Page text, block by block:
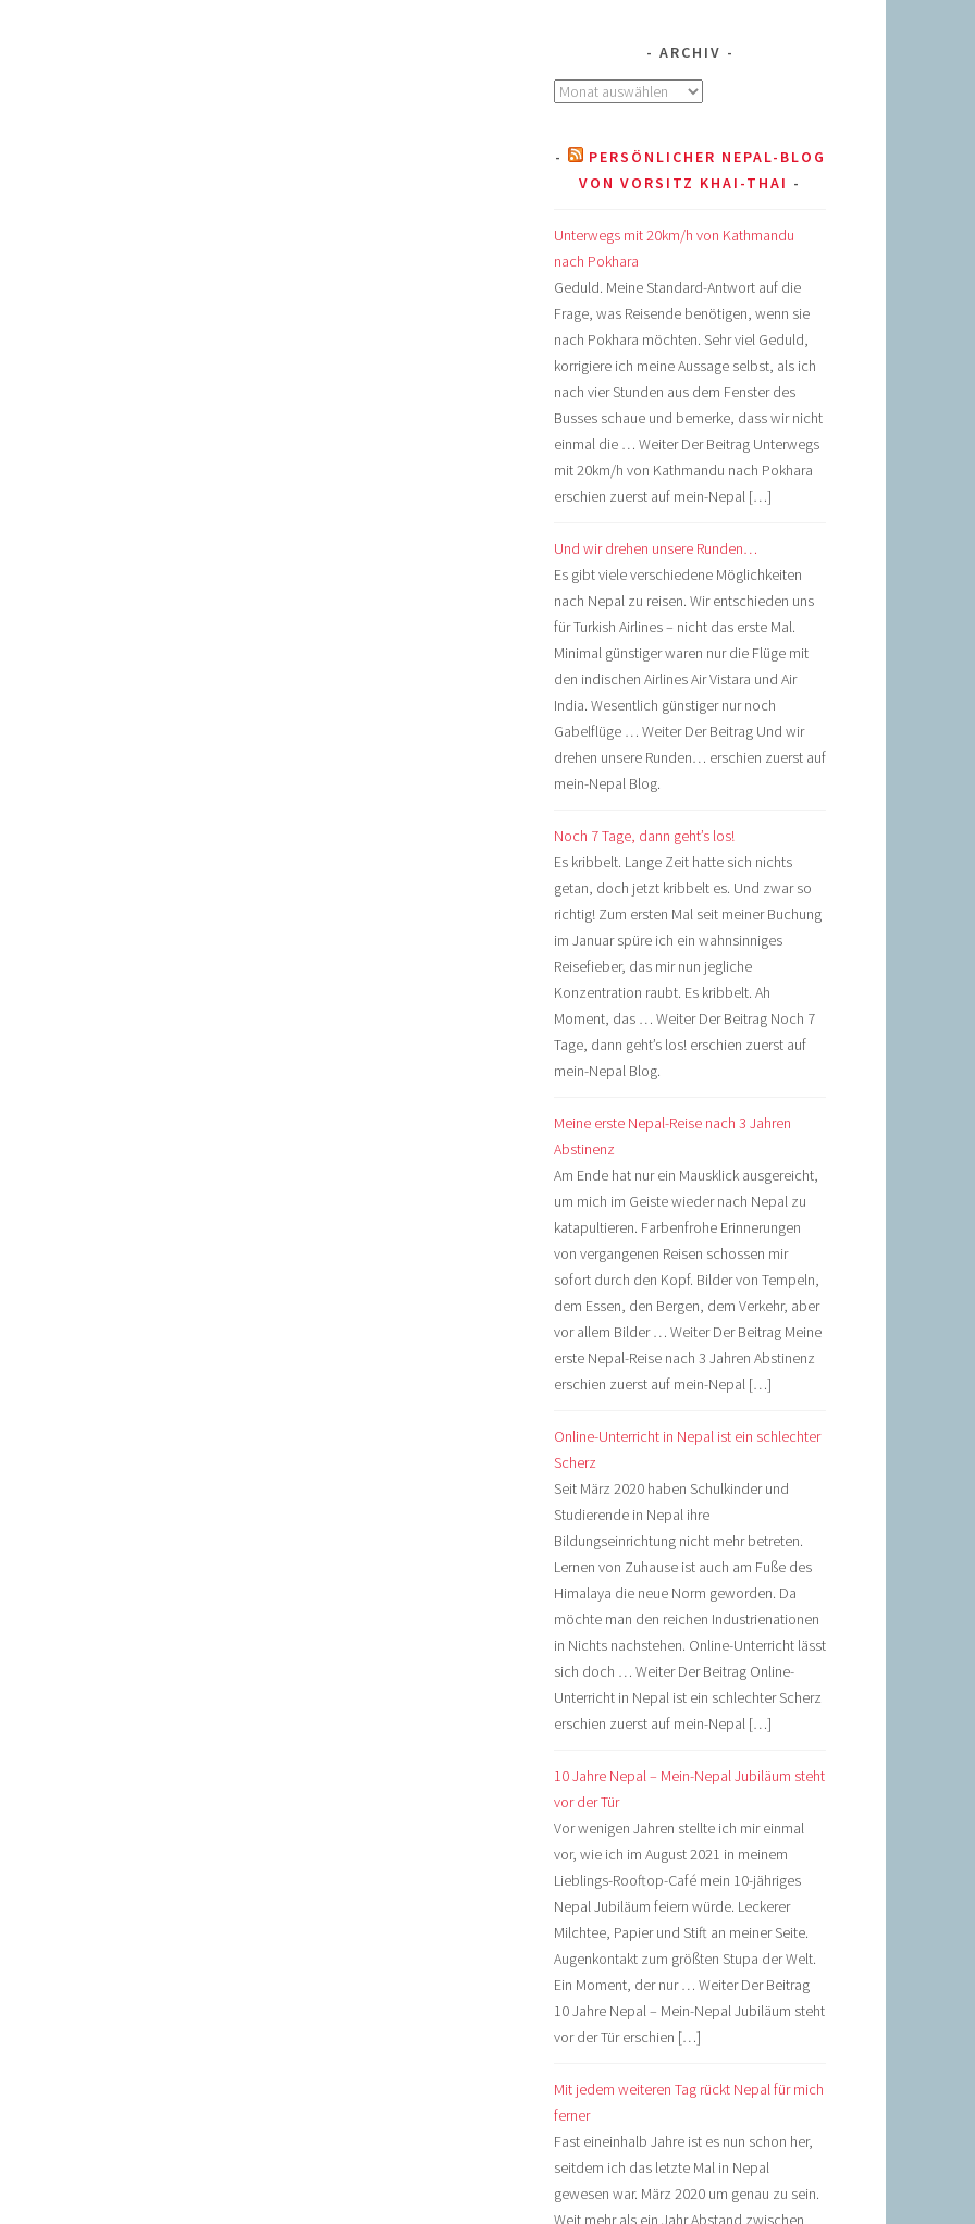
ARCHIV
Archiv
PERSÖNLICHER NEPAL-BLOG
VON VORSITZ KHAI-THAI
Unterwegs mit 20km/h von Kathmandu
nach Pokhara
Geduld. Meine Standard-Antwort auf die
Frage, was Reisende benötigen, wenn sie
nach Pokhara möchten. Sehr viel Geduld,
korrigiere ich meine Aussage selbst, als ich
nach vier Stunden aus dem Fenster des
Busses schaue und bemerke, dass wir nicht
einmal die … Weiter Der Beitrag Unterwegs
mit 20km/h von Kathmandu nach Pokhara
erschien zuerst auf mein-Nepal […]
Und wir drehen unsere Runden…
Es gibt viele verschiedene Möglichkeiten
nach Nepal zu reisen. Wir entschieden uns
für Turkish Airlines – nicht das erste Mal.
Minimal günstiger waren nur die Flüge mit
den indischen Airlines Air Vistara und Air
India. Wesentlich günstiger nur noch
Gabelflüge … Weiter Der Beitrag Und wir
drehen unsere Runden… erschien zuerst auf
mein-Nepal Blog.
Noch 7 Tage, dann geht’s los!
Es kribbelt. Lange Zeit hatte sich nichts
getan, doch jetzt kribbelt es. Und zwar so
richtig! Zum ersten Mal seit meiner Buchung
im Januar spüre ich ein wahnsinniges
Reisefieber, das mir nun jegliche
Konzentration raubt. Es kribbelt. Ah
Moment, das … Weiter Der Beitrag Noch 7
Tage, dann geht’s los! erschien zuerst auf
mein-Nepal Blog.
Meine erste Nepal-Reise nach 3 Jahren
Abstinenz
Am Ende hat nur ein Mausklick ausgereicht,
um mich im Geiste wieder nach Nepal zu
katapultieren. Farbenfrohe Erinnerungen
von vergangenen Reisen schossen mir
sofort durch den Kopf. Bilder von Tempeln,
dem Essen, den Bergen, dem Verkehr, aber
vor allem Bilder … Weiter Der Beitrag Meine
erste Nepal-Reise nach 3 Jahren Abstinenz
erschien zuerst auf mein-Nepal […]
Online-Unterricht in Nepal ist ein schlechter
Scherz
Seit März 2020 haben Schulkinder und
Studierende in Nepal ihre
Bildungseinrichtung nicht mehr betreten.
Lernen von Zuhause ist auch am Fuße des
Himalaya die neue Norm geworden. Da
möchte man den reichen Industrienationen
in Nichts nachstehen. Online-Unterricht lässt
sich doch … Weiter Der Beitrag Online-
Unterricht in Nepal ist ein schlechter Scherz
erschien zuerst auf mein-Nepal […]
10 Jahre Nepal – Mein-Nepal Jubiläum steht
vor der Tür
Vor wenigen Jahren stellte ich mir einmal
vor, wie ich im August 2021 in meinem
Lieblings-Rooftop-Café mein 10-jähriges
Nepal Jubiläum feiern würde. Leckerer
Milchtee, Papier und Stift an meiner Seite.
Augenkontakt zum größten Stupa der Welt.
Ein Moment, der nur … Weiter Der Beitrag
10 Jahre Nepal – Mein-Nepal Jubiläum steht
vor der Tür erschien […]
Mit jedem weiteren Tag rückt Nepal für mich
ferner
Fast eineinhalb Jahre ist es nun schon her,
seitdem ich das letzte Mal in Nepal
gewesen war. März 2020 um genau zu sein.
Weit mehr als ein Jahr Abstand zwischen